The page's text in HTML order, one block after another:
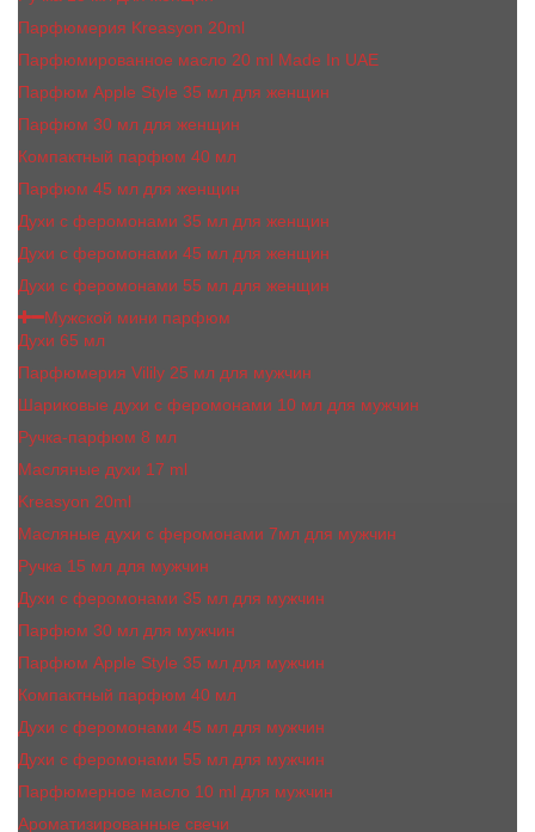
Парфюмерия Kreasyon 20ml
Парфюмированное масло 20 ml Made In UAE
Парфюм Apple Style 35 мл для женщин
Парфюм 30 мл для женщин
Компактный парфюм 40 мл
Парфюм 45 мл для женщин
Духи с феромонами 35 мл для женщин
Духи с феромонами 45 мл для женщин
Духи с феромонами 55 мл для женщин
Мужской мини парфюм
Духи 65 мл
Парфюмерия Vilily 25 мл для мужчин
Шариковые духи с феромонами 10 мл для мужчин
Ручка-парфюм 8 мл
Масляные духи 17 ml
Kreasyon 20ml
Масляные духи c феромонами 7мл для мужчин
Ручка 15 мл для мужчин
Духи с феромонами 35 мл для мужчин
Парфюм 30 мл для мужчин
Парфюм Apple Style 35 мл для мужчин
Компактный парфюм 40 мл
Духи с феромонами 45 мл для мужчин
Духи с феромонами 55 мл для мужчин
Парфюмерное масло 10 ml для мужчин
Ароматизированные свечи